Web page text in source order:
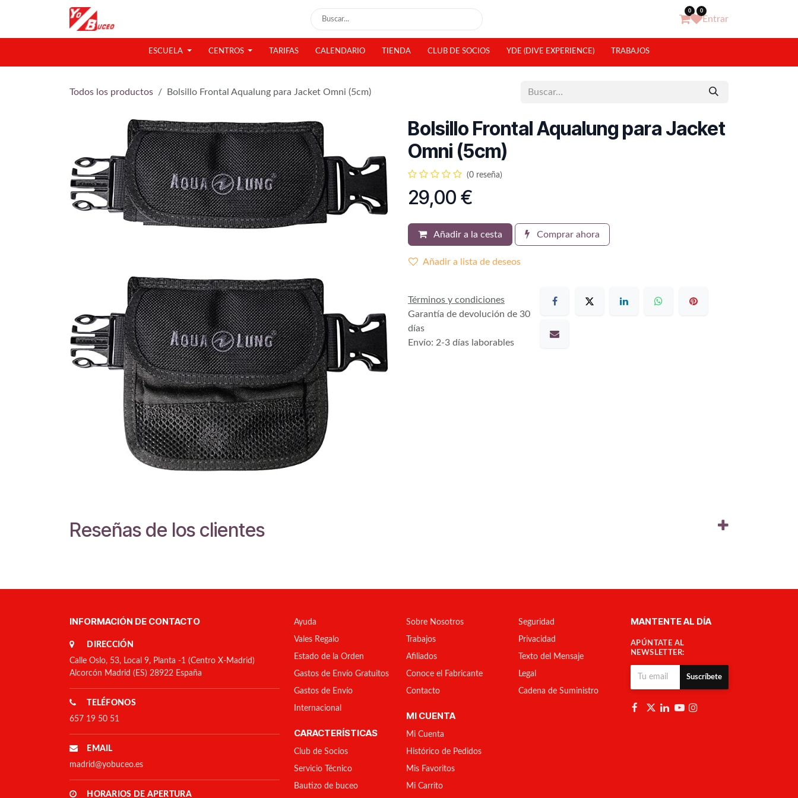
0 0
Entrar
ESCUELA CENTROS TARIFAS CALENDARIO TIENDA CLUB DE SOCIOS YDE (DIVE EXPERIENCE) TRABAJOS
Todos los productos Bolsillo Frontal Aqualung para Jacket Omni (5cm)
Bolsillo Frontal Aqualung para Jacket
Omni (5cm)
(0 reseña)
29,00 €
Añadir a la cesta Comprar ahora
Añadir a lista de deseos
Términos y condiciones
Garantía de devolución de 30
días
Envío: 2-3 días laborables
Reseñas de los clientes
INFORMACIÓN DE CONTACTO
DIRECCIÓN
Calle Oslo, 53, Local 9, Planta -1 (Centro X-Madrid)
Alcorcón Madrid (ES) 28922 España
TELÉFONOS
657 19 50 51
EMAIL
madrid@yobuceo.es
HORARIOS DE APERTURA
Ayuda
Vales Regalo
Estado de la Orden
Gastos de Envío Gratuitos
Gastos de Envío
Internacional
CARACTERÍSTICAS
Club de Socios
Servicio Técnico
Bautizo de buceo
Sobre Nosotros
Trabajos
Afiliados
Conoce el Fabricante
Contacto
MI CUENTA
Mi Cuenta
Histórico de Pedidos
Mis Favoritos
Mi Carrito
Seguridad
Privacidad
Texto del Mensaje
Legal
Cadena de Suministro
MANTENTE AL DÍA
APÚNTATE AL
NEWSLETTER:
Suscríbete